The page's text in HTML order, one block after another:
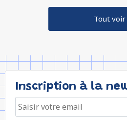
Tout voir
Inscription à la